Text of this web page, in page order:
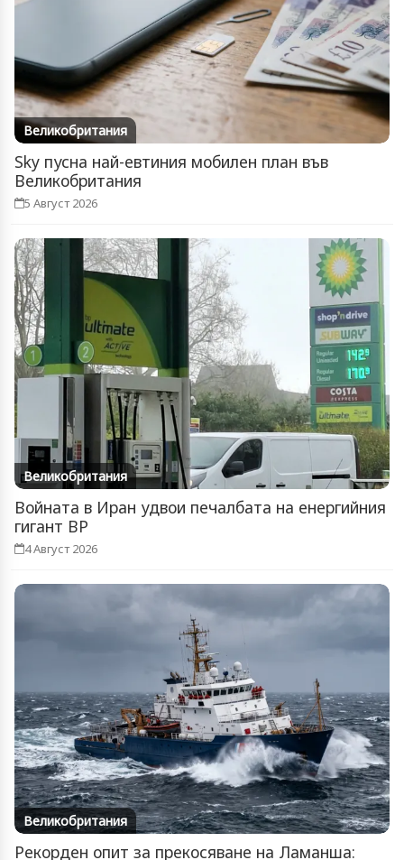
Великобритания
Sky пусна най-евтиния мобилен план във
Великобритания
5 Август 2026
Великобритания
Войната в Иран удвои печалбата на енергийния
гигант BP
4 Август 2026
Великобритания
Рекорден опит за прекосяване на Ламанша: